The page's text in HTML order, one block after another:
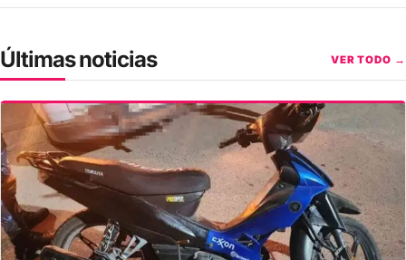
Últimas noticias VER TODO →